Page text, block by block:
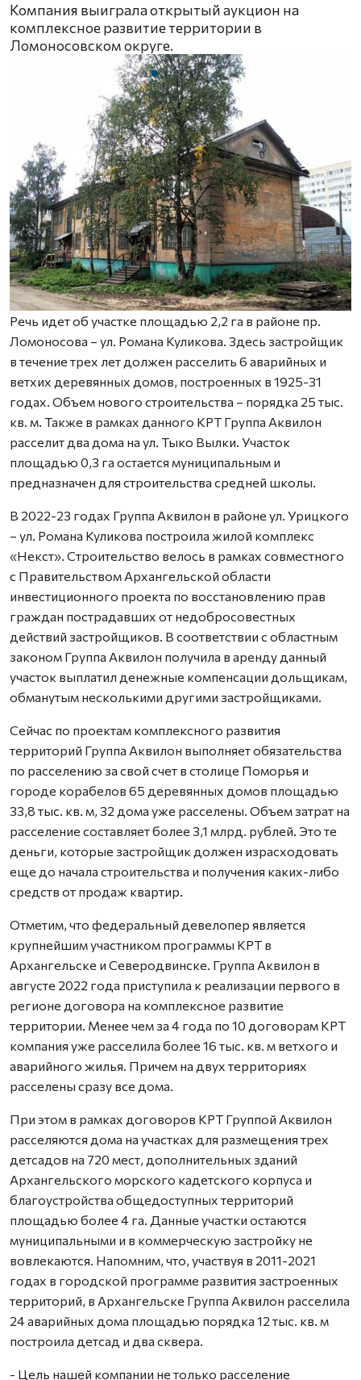
Компания выиграла открытый аукцион на
комплексное развитие территории в
Ломоносовском округе.
Речь идет об участке площадью 2,2 га в районе пр.
Ломоносова – ул. Романа Куликова. Здесь застройщик
в течение трех лет должен расселить 6 аварийных и
ветхих деревянных домов, построенных в 1925-31
годах. Объем нового строительства – порядка 25 тыс.
кв. м. Также в рамках данного КРТ Группа Аквилон
расселит два дома на ул. Тыко Вылки. Участок
площадью 0,3 га остается муниципальным и
предназначен для строительства средней школы.
В 2022-23 годах Группа Аквилон в районе ул. Урицкого
– ул. Романа Куликова построила жилой комплекс
«Некст». Строительство велось в рамках совместного
с Правительством Архангельской области
инвестиционного проекта по восстановлению прав
граждан пострадавших от недобросовестных
действий застройщиков. В соответствии с областным
законом Группа Аквилон получила в аренду данный
участок выплатил денежные компенсации дольщикам,
обманутым несколькими другими застройщиками.
Сейчас по проектам комплексного развития
территорий Группа Аквилон выполняет обязательства
по расселению за свой счет в столице Поморья и
городе корабелов 65 деревянных домов площадью
33,8 тыс. кв. м, 32 дома уже расселены. Объем затрат на
расселение составляет более 3,1 млрд. рублей. Это те
деньги, которые застройщик должен израсходовать
еще до начала строительства и получения каких-либо
средств от продаж квартир.
Отметим, что федеральный девелопер является
крупнейшим участником программы КРТ в
Архангельске и Северодвинске. Группа Аквилон в
августе 2022 года приступила к реализации первого в
регионе договора на комплексное развитие
территории. Менее чем за 4 года по 10 договорам КРТ
компания уже расселила более 16 тыс. кв. м ветхого и
аварийного жилья. Причем на двух территориях
расселены сразу все дома.
При этом в рамках договоров КРТ Группой Аквилон
расселяются дома на участках для размещения трех
детсадов на 720 мест, дополнительных зданий
Архангельского морского кадетского корпуса и
благоустройства общедоступных территорий
площадью более 4 га. Данные участки остаются
муниципальными и в коммерческую застройку не
вовлекаются. Напомним, что, участвуя в 2011-2021
годах в городской программе развития застроенных
территорий, в Архангельске Группа Аквилон расселила
24 аварийных дома площадью порядка 12 тыс. кв. м
построила детсад и два сквера.
- Цель нашей компании не только расселение